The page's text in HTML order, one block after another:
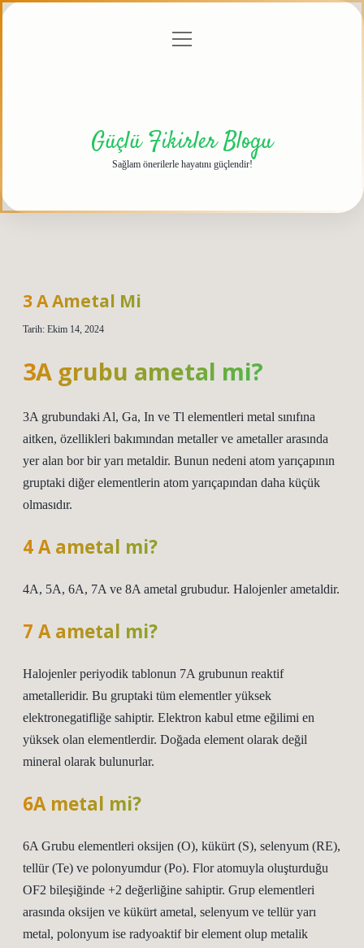
menüyü
Güçlü Fikirler Blogu
Sağlam önerilerle hayatını güçlendir!
3 A Ametal Mi
Tarih: Ekim 14, 2024
3A grubu ametal mi?
3A grubundaki Al, Ga, In ve Tl elementleri metal sınıfına
aitken, özellikleri bakımından metaller ve ametaller arasında
yer alan bor bir yarı metaldir. Bunun nedeni atom yarıçapının
gruptaki diğer elementlerin atom yarıçapından daha küçük
olmasıdır.
4 A ametal mi?
4A, 5A, 6A, 7A ve 8A ametal grubudur. Halojenler ametaldir.
7 A ametal mi?
Halojenler periyodik tablonun 7A grubunun reaktif
ametalleridir. Bu gruptaki tüm elementler yüksek
elektronegatifliğe sahiptir. Elektron kabul etme eğilimi en
yüksek olan elementlerdir. Doğada element olarak değil
mineral olarak bulunurlar.
6A metal mi?
6A Grubu elementleri oksijen (O), kükürt (S), selenyum (RE),
tellür (Te) ve polonyumdur (Po). Flor atomuyla oluşturduğu
OF2 bileşiğinde +2 değerliğine sahiptir. Grup elementleri
arasında oksijen ve kükürt ametal, selenyum ve tellür yarı
metal, polonyum ise radyoaktif bir element olup metalik